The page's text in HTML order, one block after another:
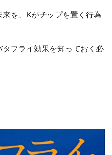
を、Kがチップを置く行為
フライ効果を知っておく必